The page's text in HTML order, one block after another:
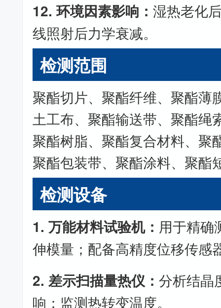
12. 环境因素影响：湿热老化
线照射后力学衰减。
检测范围
聚酯切片、聚酯纤维、聚酯薄
土工布、聚酯输送带、聚酯绳
聚酯树脂、聚酯复合材料、聚
聚酯包装带、聚酯涂料、聚酯
检测设备
1. 万能材料试验机： 用于精确
伸模量；配备高精度位移传感
2. 差示扫描量热仪：分析结晶
响；监测热转变温度。